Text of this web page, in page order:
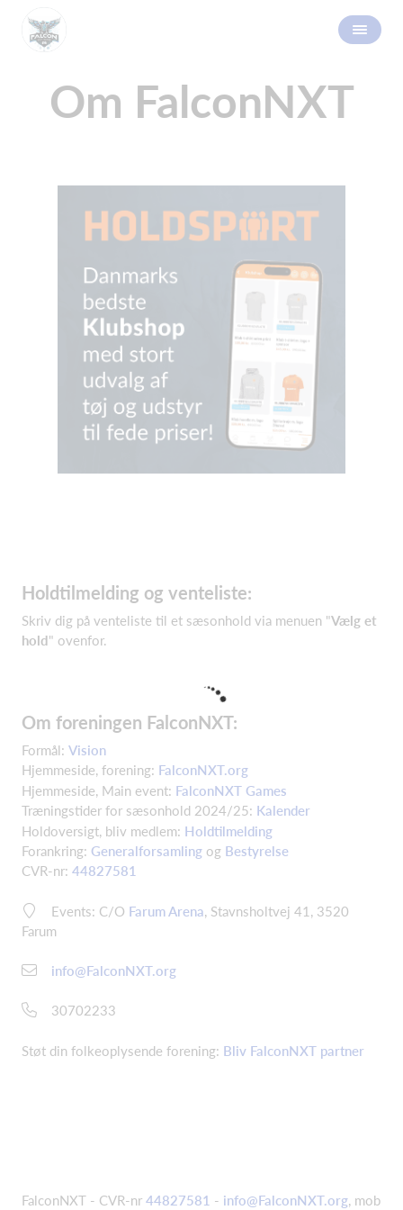
Om FalconNXT
Holdtilmelding og venteliste:
Skriv dig på venteliste til et sæsonhold via menuen "Vælg et
hold" ovenfor.
Om foreningen FalconNXT:
Formål: Vision
Hjemmeside, forening: FalconNXT.org
Hjemmeside, Main event: FalconNXT Games
Træningstider for sæsonhold 2024/25: Kalender
Holdoversigt, bliv medlem: Holdtilmelding
Forankring: Generalforsamling og Bestyrelse
CVR-nr: 44827581
Events: C/O Farum Arena , Stavnsholtvej 41, 3520
Farum
info@FalconNXT.org
30702233
Støt din folkeoplysende forening: Bliv FalconNXT partner
FalconNXT - CVR-nr 44827581 - info@FalconNXT.org, mob